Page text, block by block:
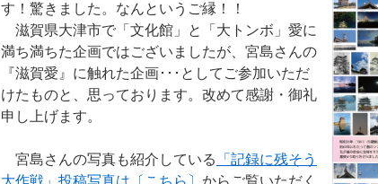
す！驚きました。なんというご縁！！
滋賀県大津市で「文化館」と「大トンボ」愛に
満ち満ちた企画ではございましたが、宮島さんの
『滋賀愛』に触れた企画･･･としてご参加いただ
けたものと、思っております。改めて感謝・御礼
申し上げます。
宮島さんの写真も紹介している
「記録に残そう
大作戦」投稿写真は〔こちら〕 からご覧いただく